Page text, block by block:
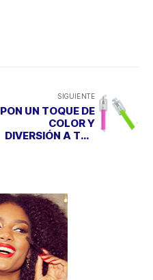
SIGUIENTE
PON UN TOQUE DE
COLOR Y
DIVERSIÓN A TUS